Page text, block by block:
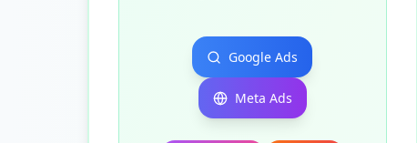
Google Ads
Meta Ads